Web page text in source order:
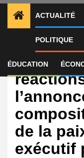
ACTUALITÉ
POLITIQUE
ÉDUCATION
International
Israël:
de la
exécutif